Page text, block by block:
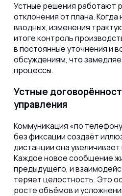
Устные решения работают
отклонения от плана.
вводных, изменения
итоге контроль
в постоянные уточнения и
обсуждениям, что
процессы.
Устные
управления
Коммуникация «по
без фиксации создаёт
дистанции она
Каждое новое сообщение
предыдущего, и
теряет целостность. Это
росте объёмов и